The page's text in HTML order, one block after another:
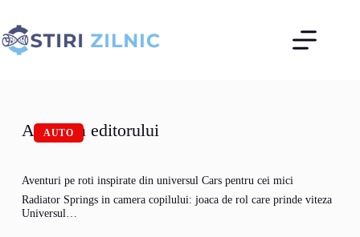
conținut
Alegerea editorului
AUTO
Aventuri pe roti inspirate din universul Cars pentru cei mici
Radiator Springs in camera copilului: joaca de rol care prinde viteza
Universul…